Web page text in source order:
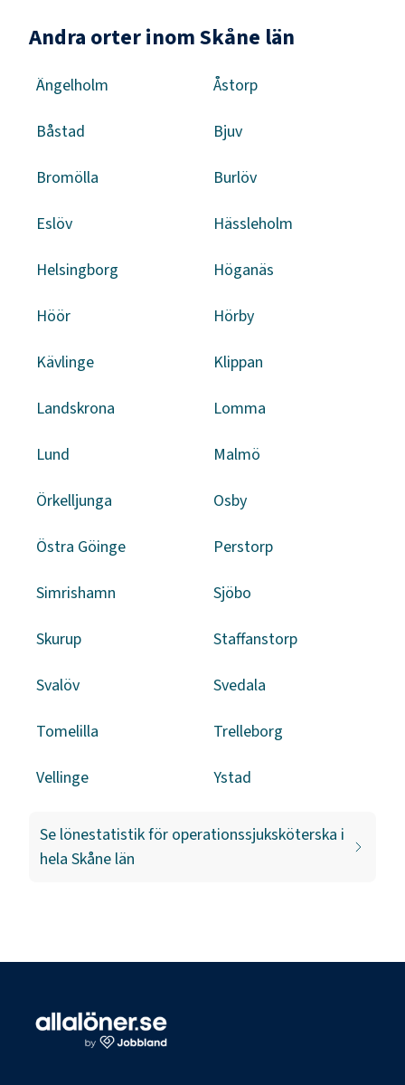
Andra orter inom Skåne län
Ängelholm Åstorp
Båstad Bjuv
Bromölla Burlöv
Eslöv Hässleholm
Helsingborg Höganäs
Höör Hörby
Kävlinge Klippan
Landskrona Lomma
Lund Malmö
Örkelljunga Osby
Östra Göinge Perstorp
Simrishamn Sjöbo
Skurup Staffanstorp
Svalöv Svedala
Tomelilla Trelleborg
Vellinge Ystad
Se lönestatistik för operationssjuksköterska i
hela Skåne län